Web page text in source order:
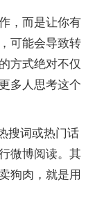
，而是让你有
可能会导致转
方式绝对不仅
多人思考这个
搜词或热门话
微博阅读。其
狗肉，就是用